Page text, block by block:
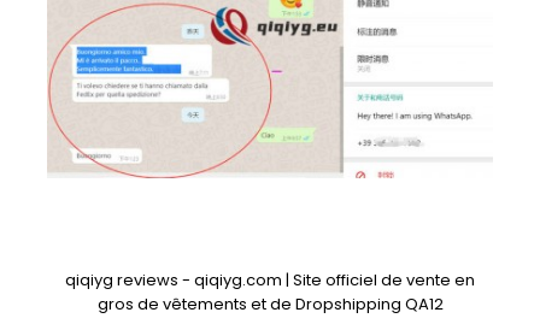
qiqiyg reviews - qiqiyg.com | Site officiel de vente en
gros de vêtements et de Dropshipping QA12